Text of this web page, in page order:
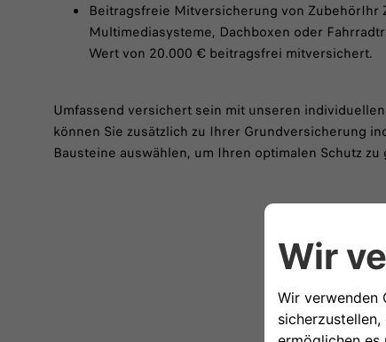
Beitragsfreie Mitversicherung von ZubehörIhr
Multimediasysteme, Dachboxen oder
Wert von 20.000 € beitragsfrei mitversichert.
Umfassend versichert sein mit unseren
können Sie zusätzlich zu Ihrer Grundversicherung
Bausteine auswählen, um Ihren optimalen Schutz